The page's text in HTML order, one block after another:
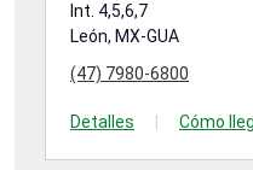
Int. 4,5,6,7
León, MX-GUA
(47) 7980-6800
Detalles Cómo